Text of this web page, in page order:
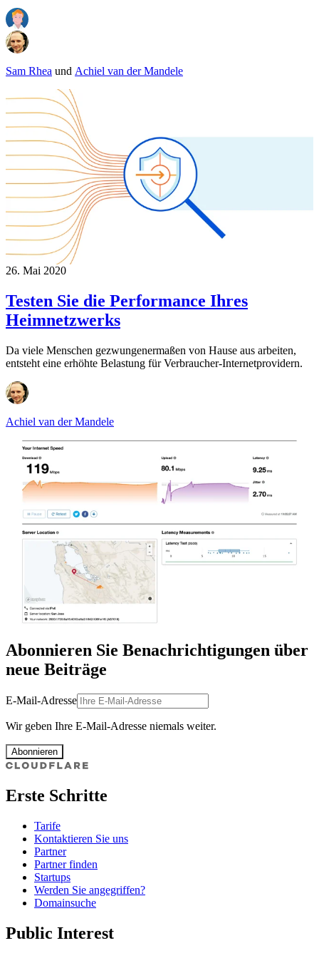
Sam Rhea und Achiel van der Mandele
26. Mai 2020
Testen Sie die Performance Ihres
Heimnetzwerks
Da viele Menschen gezwungenermaßen von Hause aus arbeiten,
entsteht eine erhöhte Belastung für Verbraucher-Internetprovidern.
Achiel van der Mandele
Abonnieren Sie Benachrichtigungen über
neue Beiträge
E-Mail-Adresse
Wir geben Ihre E-Mail-Adresse niemals weiter.
Abonnieren
Erste Schritte
Tarife
Kontaktieren Sie uns
Partner
Partner finden
Startups
Werden Sie angegriffen?
Domainsuche
Public Interest